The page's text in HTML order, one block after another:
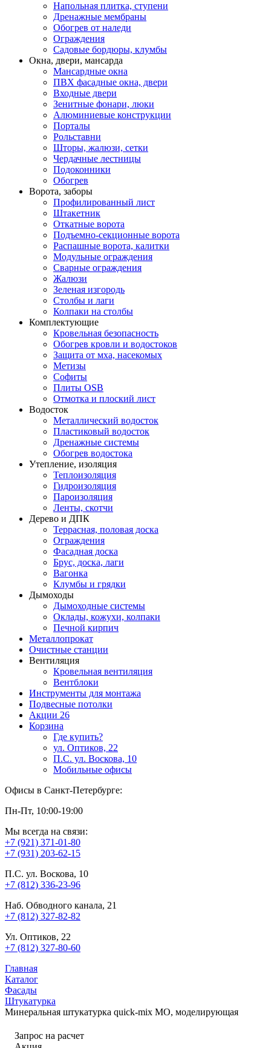
Напольная плитка, ступени
Дренажные мембраны
Обогрев от наледи
Ограждения
Садовые бордюры, клумбы
Окна, двери, мансарда
Мансардные окна
ПВХ фасадные окна, двери
Входные двери
Зенитные фонари, люки
Алюминиевые конструкции
Порталы
Рольставни
Шторы, жалюзи, сетки
Чердачные лестницы
Подоконники
Обогрев
Ворота, заборы
Профилированный лист
Штакетник
Откатные ворота
Подъемно-секционные ворота
Распашные ворота, калитки
Модульные ограждения
Сварные ограждения
Жалюзи
Зеленая изгородь
Столбы и лаги
Колпаки на столбы
Комплектующие
Кровельная безопасность
Обогрев кровли и водостоков
Защита от мха, насекомых
Метизы
Софиты
Плиты OSB
Отмотка и плоский лист
Водосток
Металлический водосток
Пластиковый водосток
Дренажные системы
Обогрев водостока
Утепление, изоляция
Теплоизоляция
Гидроизоляция
Пароизоляция
Ленты, скотчи
Дерево и ДПК
Террасная, половая доска
Ограждения
Фасадная доска
Брус, доска, лаги
Вагонка
Клумбы и грядки
Дымоходы
Дымоходные системы
Оклады, кожухи, колпаки
Печной кирпич
Металлопрокат
Очистные станции
Вентиляция
Кровельная вентиляция
Вентблоки
Инструменты для монтажа
Подвесные потолки
Акции 26
Корзина
Где купить?
ул. Оптиков, 22
П.С. ул. Воскова, 10
Мобильные офисы
Офисы в Санкт-Петербурге:
Пн-Пт, 10:00-19:00
Мы всегда на связи:
+7 (921) 371-01-80
+7 (931) 203-62-15
П.С. ул. Воскова, 10
+7 (812) 336-23-96
Наб. Обводного канала, 21
+7 (812) 327-82-82
Ул. Оптиков, 22
+7 (812) 327-80-60
Главная
Каталог
Фасады
Штукатурка
Минеральная штукатурка quick-mix MO, моделирующая
Запрос на расчет